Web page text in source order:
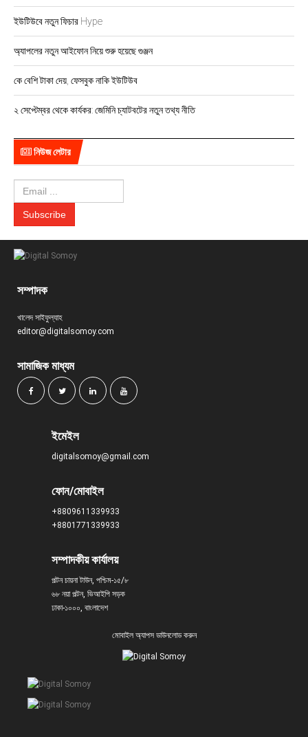
ইউটিউবে নতুন ফিচার Hype
অ্যাপলের নতুন আইফোন নিয়ে শুরু হয়েছে গুঞ্জন
কে বেশি টাকা দেয়, ফেসবুক নাকি ইউটিউব
২ সেপ্টেম্বর থেকে কার্যকর: জেমিনি চ্যাটবটের নতুন তথ্য নীতি
নিউজ লেটার
সম্পাদক
খালেদ সাইফুল্যাহ
editor@digitalsomoy.com
সামাজিক মাধ্যম
ইমেইল
digitalsomoy@gmail.com
ফোন/মোবাইল
+8809611339933
+8801771339933
সম্পাদকীয় কার্যালয়
পল্টন চায়না টাউন, পশ্চিম-১৫/৮
৬৮ নয়া পল্টন, ভিআইপি সড়ক
ঢাকা-১০০০, বাংলাদেশ
মোবাইল অ্যাপস ডাউনলোড করুন